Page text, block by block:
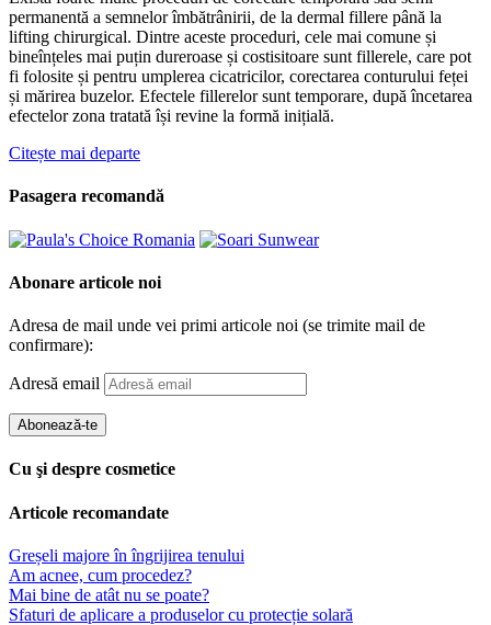
permanentă a semnelor îmbătrânirii, de la dermal fillere până la
lifting chirurgical. Dintre aceste proceduri, cele mai comune și
bineînțeles mai puțin dureroase și costisitoare sunt fillerele, care pot
fi folosite și pentru umplerea cicatricilor, corectarea conturului feței
și mărirea buzelor. Efectele fillerelor sunt temporare, după încetarea
efectelor zona tratată își revine la formă inițială.
Citește mai departe
Pasagera recomandă
Abonare articole noi
Adresa de mail unde vei primi articole noi (se trimite mail de
confirmare):
Adresă email
Abonează-te
Cu şi despre cosmetice
Articole recomandate
Greșeli majore în îngrijirea tenului
Am acnee, cum procedez?
Mai bine de atât nu se poate?
Sfaturi de aplicare a produselor cu protecție solară